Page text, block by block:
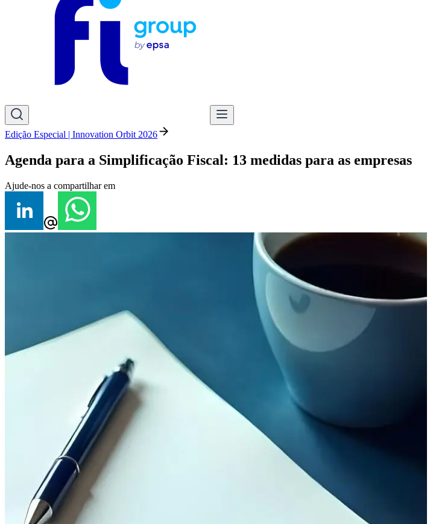
Edição Especial | Innovation Orbit 2026
Agenda para a Simplificação Fiscal: 13 medidas para as empresas
Ajude-nos a compartilhar em